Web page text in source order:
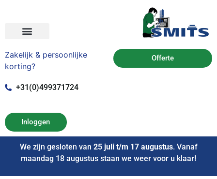
Zakelijk & persoonlijke
korting?
+31(0)499371724
Offerte
Inloggen
We zijn gesloten van 25 juli t/m 17 augustus. Vanaf
maandag 18 augustus staan we weer voor u klaar!